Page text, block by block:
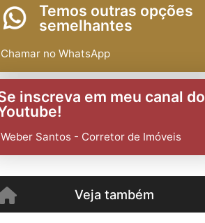
Temos outras opções
semelhantes
Chamar no WhatsApp
inscreva em meu canal do
Weber Santos - Corretor de Imóveis
Veja também